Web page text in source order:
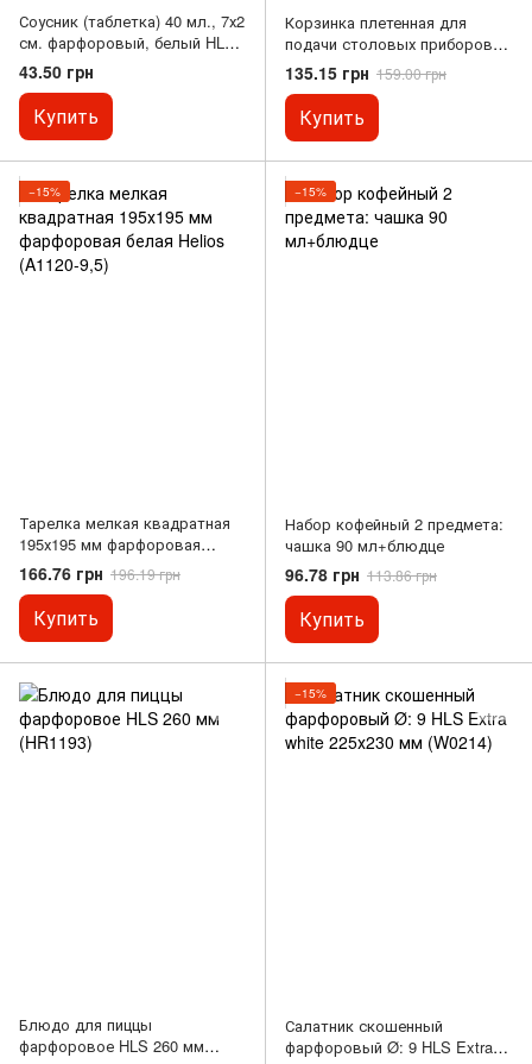
Соусник (таблетка) 40 мл., 7х2
см. фарфоровый, белый HLS
(HR1561)
43.50 грн
Купить
Корзинка плетенная для
подачи столовых приборов
27х10х4,5 см коричневая из
ПВХ HLS
135.15 грн 159.00 грн
Купить
−15%
Тарелка мелкая квадратная
195х195 мм фарфоровая
белая Helios (A1120-9,5)
166.76 грн 196.19 грн
Купить
−15%
Набор кофейный 2 предмета:
чашка 90 мл+блюдце
96.78 грн 113.86 грн
Купить
Блюдо для пиццы
фарфоровое HLS 260 мм
−15%
Салатник скошенный
фарфоровый Ø: 9 HLS Extra